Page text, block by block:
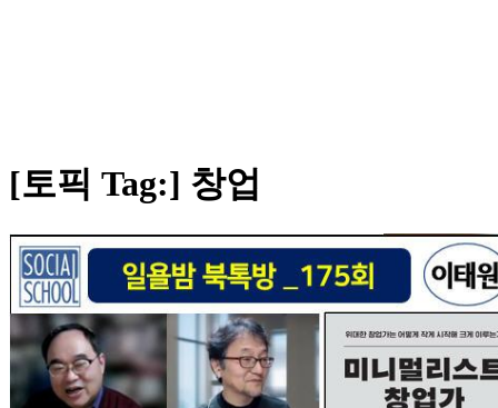
[토픽 Tag:] 창업